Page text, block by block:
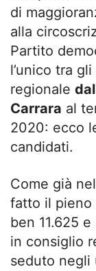
di
alla
Partito
l’unico tra
regionale
Carrara al
2020: ecco
candidati.
Come già
fatto il pieno
ben 11.625
in consiglio
seduto negli